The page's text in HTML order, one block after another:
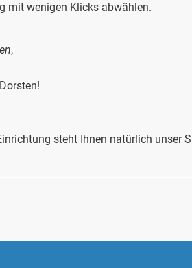
mit wenigen Klicks abwählen.
,
steht Ihnen natürlich unser